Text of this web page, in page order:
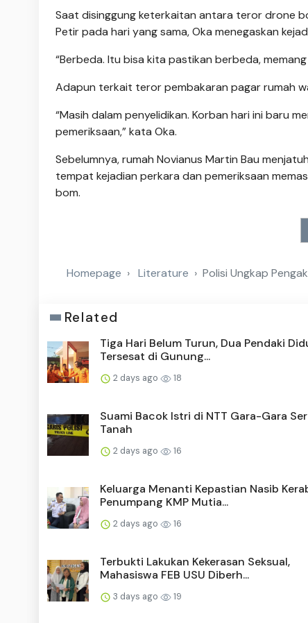
Saat disinggung keterkaitan antara teror drone
Petir pada hari yang sama, Oka menegaskan
“Berbeda. Itu bisa kita pastikan berbeda,
Adapun terkait teror pembakaran pagar rumah
“Masih dalam penyelidikan. Korban hari ini baru
pemeriksaan,” kata Oka.
Sebelumnya, rumah Novianus Martin Bau
tempat kejadian perkara dan pemeriksaan
bom.
Homepage Literature Polisi Ungkap
Related
Tiga Hari Belum Turun, Dua Pendaki
Tersesat di Gunung...
2 days ago 18
Suami Bacok Istri di NTT Gara-Gara
Tanah
2 days ago 16
Keluarga Menanti Kepastian Nasib
Penumpang KMP Mutia...
2 days ago 16
Terbukti Lakukan Kekerasan Seksual,
Mahasiswa FEB USU Diberh...
3 days ago 19